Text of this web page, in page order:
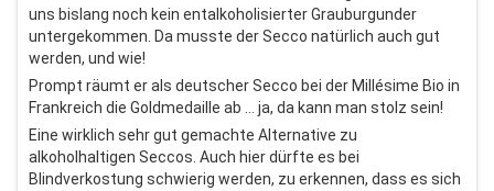
uns bislang noch kein entalkoholisierter Grauburgunder
untergekommen. Da musste der Secco natürlich auch gut
werden, und wie!
Prompt räumt er als deutscher Secco bei der Millésime Bio in
Frankreich die Goldmedaille ab … ja, da kann man stolz sein!
Eine wirklich sehr gut gemachte Alternative zu
alkoholhaltigen Seccos. Auch hier dürfte es bei
Blindverkostung schwierig werden, zu erkennen, dass es sich